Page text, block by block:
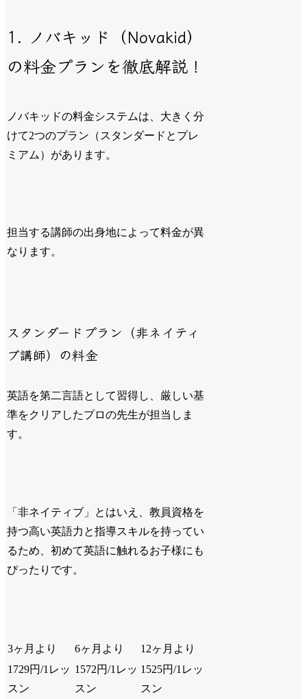
1. ノバキッド（Novakid）
の料金プランを徹底解説！
ノバキッドの料金システムは、大きく分
けて2つのプラン（スタンダードとプレ
ミアム）があります。
担当する講師の出身地によって料金が異
なります。
スタンダードプラン（非ネイティ
ブ講師）の料金
英語を第二言語として習得し、厳しい基
準をクリアしたプロの先生が担当しま
す。
「非ネイティブ」とはいえ、教員資格を
持つ高い英語力と指導スキルを持ってい
るため、初めて英語に触れるお子様にも
ぴったりです。
3ヶ月より 6ヶ月より
12ヶ月より
1729円/1レッ
スン
1572円/1レッ
スン
1525円/1レッ
スン